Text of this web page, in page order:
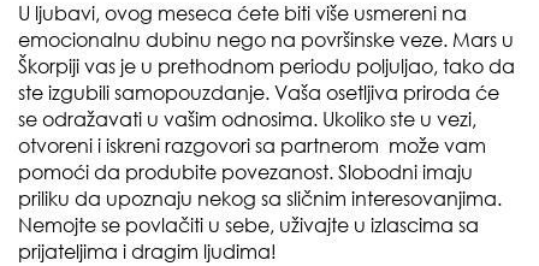
U ljubavi, ovog meseca ćete biti više usmereni na
emocionalnu dubinu nego na površinske veze. Mars u
Škorpiji vas je u prethodnom periodu poljuljao, tako da
ste izgubili samopouzdanje. Vaša osetljiva priroda će
se odražavati u vašim odnosima. Ukoliko ste u vezi,
otvoreni i iskreni razgovori sa partnerom može vam
pomoći da produbite povezanost. Slobodni imaju
priliku da upoznaju nekog sa sličnim interesovanjima.
Nemojte se povlačiti u sebe, uživajte u izlascima sa
prijateljima i dragim ljudima!